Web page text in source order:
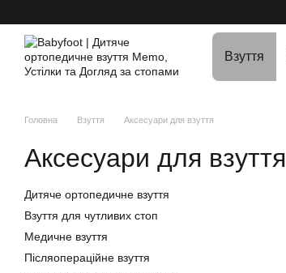
Взуття
Головна Взуття Аксесуари для взуття
Аксесуари для взуття
Дитяче ортопедичне взуття
Взуття для чутливих стоп
Медичне взуття
Післяопераційне взуття